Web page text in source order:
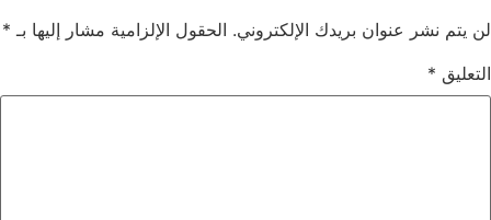
لن يتم نشر عنوان بريدك الإلكتروني. الحقول الإلزامية مشار إليها بـ *
التعليق *